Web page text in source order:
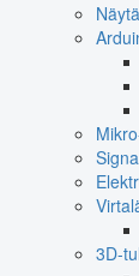
3D-